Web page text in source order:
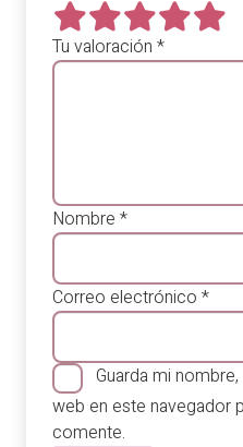
Tu valoración *
Nombre *
Correo electrónico *
Guarda mi
web en este navegador
comente.